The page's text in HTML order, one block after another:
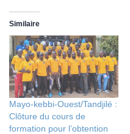
Similaire
Mayo-kebbi-Ouest/Tandjilé :
Clôture du cours de
formation pour l’obtention